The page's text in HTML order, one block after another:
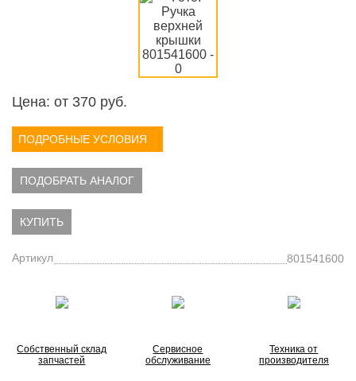
Цена: от 370 руб.
ПОДРОБНЫЕ УСЛОВИЯ
ПОДОБРАТЬ АНАЛОГ
КУПИТЬ
Артикул 801541600
Собственный склад
запчастей
Сервисное
обслуживание
Техника от
производителя